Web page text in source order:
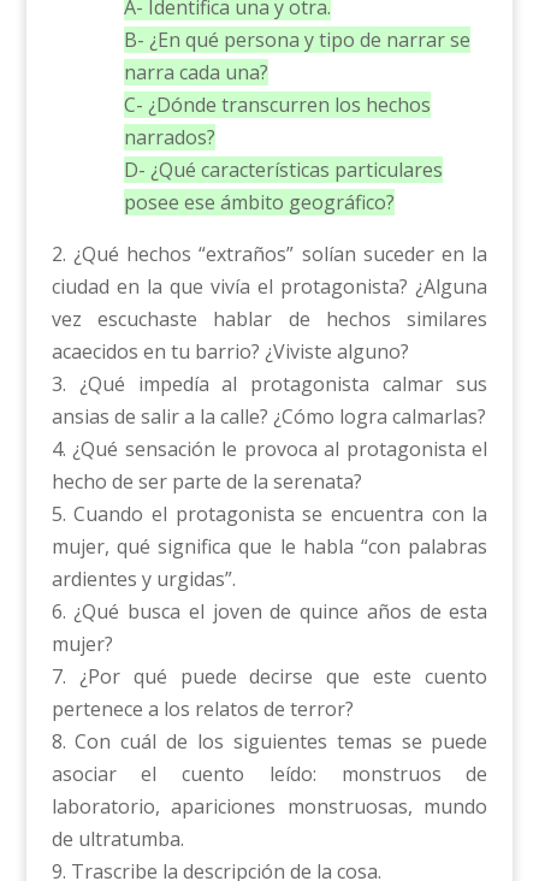
A- Identifica una y otra.
B- ¿En qué persona y tipo de narrar se
narra cada una?
C- ¿Dónde transcurren los hechos
narrados?
D- ¿Qué características particulares
posee ese ámbito geográfico?
2. ¿Qué hechos “extraños” solían suceder en la
ciudad en la que vivía el protagonista? ¿Alguna
vez escuchaste hablar de hechos similares
acaecidos en tu barrio? ¿Viviste alguno?
3. ¿Qué impedía al protagonista calmar sus
ansias de salir a la calle? ¿Cómo logra calmarlas?
4. ¿Qué sensación le provoca al protagonista el
hecho de ser parte de la serenata?
5. Cuando el protagonista se encuentra con la
mujer, qué significa que le habla “con palabras
ardientes y urgidas”.
6. ¿Qué busca el joven de quince años de esta
mujer?
7. ¿Por qué puede decirse que este cuento
pertenece a los relatos de terror?
8. Con cuál de los siguientes temas se puede
asociar el cuento leído: monstruos de
laboratorio, apariciones monstruosas, mundo
de ultratumba.
9. Trascribe la descripción de la cosa.